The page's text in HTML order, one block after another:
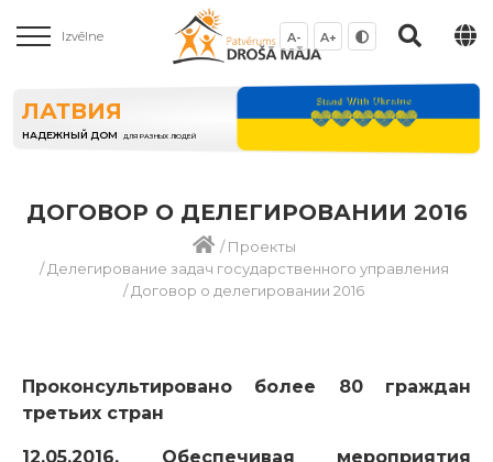
Izvēlne A- A+
ЛАТВИЯ
НАДЕЖНЫЙ ДОМ ДЛЯ РАЗНЫХ ЛЮДЕЙ
ДОГОВОР О ДЕЛЕГИРОВАНИИ 2016
/Проекты
/Делегирование задач государственного управления
/Договор о делегировании 2016
Проконсультировано более 80 граждан
третьих стран
12.05.2016. Обеспечивая мероприятия